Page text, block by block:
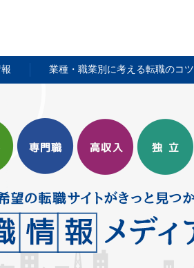
業種・職業別に考える転職のコツ